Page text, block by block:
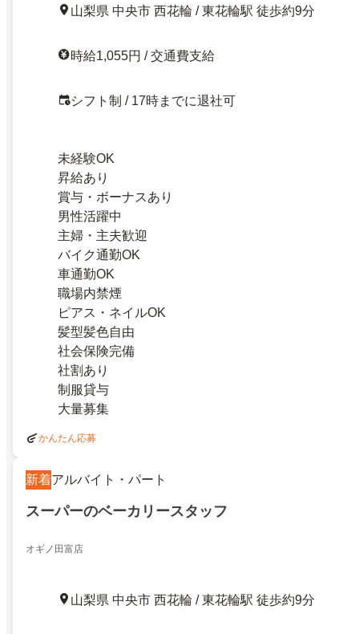
山梨県 中央市 西花輪 / 東花輪駅 徒歩約9分
時給1,055円 / 交通費支給
シフト制 / 17時までに退社可
未経験OK
昇給あり
賞与・ボーナスあり
男性活躍中
主婦・主夫歓迎
バイク通勤OK
車通勤OK
職場内禁煙
ピアス・ネイルOK
髪型髪色自由
社会保険完備
社割あり
制服貸与
大量募集
かんたん応募
新着アルバイト・パート
スーパーのベーカリースタッフ
オギノ田富店
山梨県 中央市 西花輪 / 東花輪駅 徒歩約9分